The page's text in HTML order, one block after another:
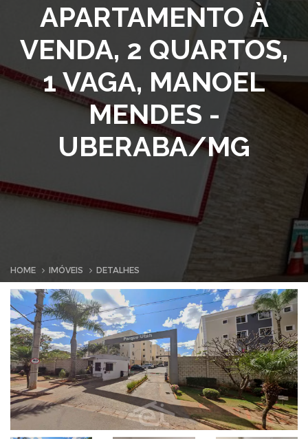
APARTAMENTO À
VENDA, 2 QUARTOS,
1 VAGA, MANOEL
MENDES -
UBERABA/MG
HOME IMÓVEIS DETALHES